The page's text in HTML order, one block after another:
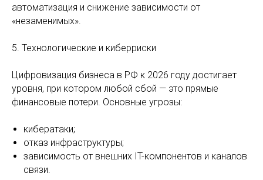
автоматизация и снижение зависимости от
«незаменимых».
5. Технологические и киберриски
Цифровизация бизнеса в РФ к 2026 году достигает
уровня, при котором любой сбой — это прямые
финансовые потери. Основные угрозы:
кибератаки;
отказ инфраструктуры;
зависимость от внешних IT-компонентов и каналов
связи.